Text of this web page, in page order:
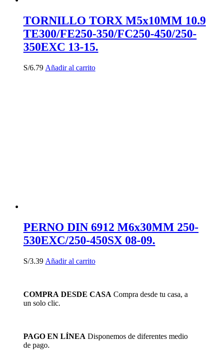
TORNILLO TORX M5x10MM 10.9
TE300/FE250-350/FC250-450/250-
350EXC 13-15.
S/6.79 Añadir al carrito
PERNO DIN 6912 M6x30MM 250-
530EXC/250-450SX 08-09.
S/3.39 Añadir al carrito
COMPRA DESDE CASA Compra desde tu casa, a
un solo clic.
PAGO EN LÍNEA Disponemos de diferentes medio
de pago.